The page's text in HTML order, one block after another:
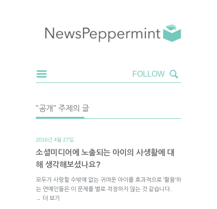
"공개" 주제의 글
2016년 4월 27일.
소셜미디어에 노출되는 아이의 사생활에 대
해 생각해보셨나요?
모두가 사랑할 수밖에 없는 귀여운 아이를 효과적으로 '활용'하
는 연예인들은 이 문제를 별로 걱정하지 않는 것 같습니다.
→ 더 보기